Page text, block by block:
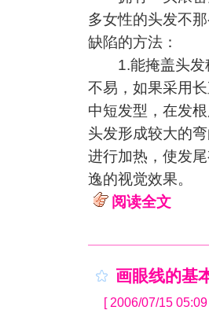
多女性的头发不
缺陷的方法：
1.能掩盖头发
不易，如果采用
中短发型，在发
头发形成较大的
进行加热，使发
逸的视觉效果。
阅读全文
画眼线的基
[ 2006/07/15